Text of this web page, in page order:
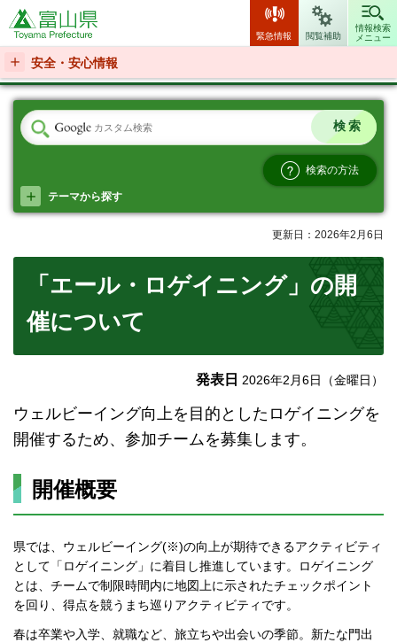
富山県
緊急情報 閲覧補助
情報検索
メニュー
安全・安心情報
検索の方法
テーマから探す
更新日：2026年2月6日
「エール・ロゲイニング」の開
催について
発表日 2026年2月6日（金曜日）
ウェルビーイング向上を目的としたロゲイニングを
開催するため、参加チームを募集します。
開催概要
県では、ウェルビーイング(※)の向上が期待できるアクティビティ
として「ロゲイニング」に着目し推進しています。ロゲイニング
とは、チームで制限時間内に地図上に示されたチェックポイント
を回り、得点を競うまち巡りアクティビティです。
春は卒業や入学、就職など、旅立ちや出会いの季節。新たな門出